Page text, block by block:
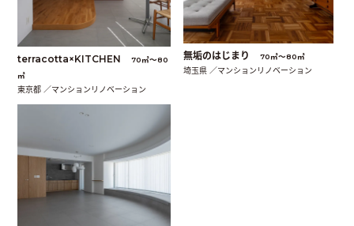
terracotta×KITCHEN
70㎡〜80
㎡
東京都 ／マンションリノベーション
無垢のはじまり 70㎡〜80㎡
埼玉県 ／マンションリノベーション